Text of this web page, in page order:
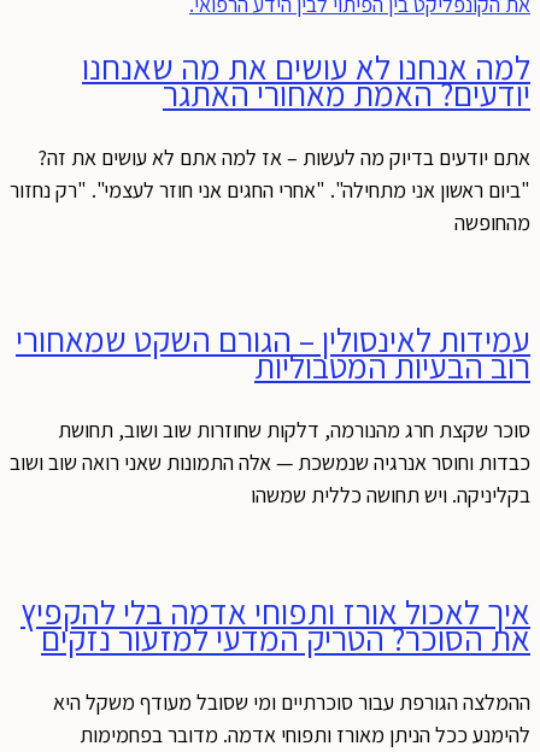
למה אנחנו לא עושים את מה שאנחנו
יודעים? האמת מאחורי האתגר
אתם יודעים בדיוק מה לעשות – אז למה אתם לא עושים את זה?
"ביום ראשון אני מתחילה". "אחרי החגים אני חוזר לעצמי". "רק נחזור
מהחופשה
עמידות לאינסולין – הגורם השקט שמאחורי
רוב הבעיות המטבוליות
סוכר שקצת חרג מהנורמה, דלקות שחוזרות שוב ושוב, תחושת
כבדות וחוסר אנרגיה שנמשכת — אלה התמונות שאני רואה שוב ושוב
בקליניקה. ויש תחושה כללית שמשהו
איך לאכול אורז ותפוחי אדמה בלי להקפיץ
את הסוכר? הטריק המדעי למזעור נזקים
ההמלצה הגורפת עבור סוכרתיים ומי שסובל מעודף משקל היא
להימנע ככל הניתן מאורז ותפוחי אדמה. מדובר בפחמימות